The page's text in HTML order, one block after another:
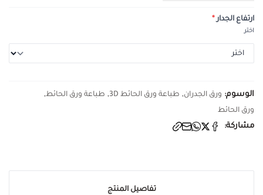
ارتفاع الجدار*
اختر
الوسوم: ورق الجدران, طباعة ورق الحائط 3D , طباعة ورق الحائط,
ورق الحائط
مشاركة:
تفاصيل المنتج